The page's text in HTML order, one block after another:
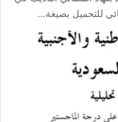
للتحميل بصيغة…